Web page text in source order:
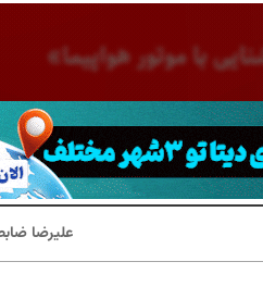
علیرضا